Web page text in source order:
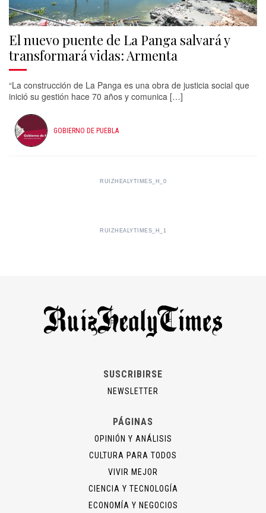
El nuevo puente de La Panga salvará y
transformará vidas: Armenta
“La construcción de La Panga es una obra de justicia social que
inició su gestión hace 70 años y comunica […]
GOBIERNO DE PUEBLA
RUIZHEALYTIMES_H_0
RUIZHEALYTIMES_H_1
SUSCRIBIRSE
NEWSLETTER
PÁGINAS
OPINIÓN Y ANÁLISIS
CULTURA PARA TODOS
VIVIR MEJOR
CIENCIA Y TECNOLOGÍA
ECONOMÍA Y NEGOCIOS